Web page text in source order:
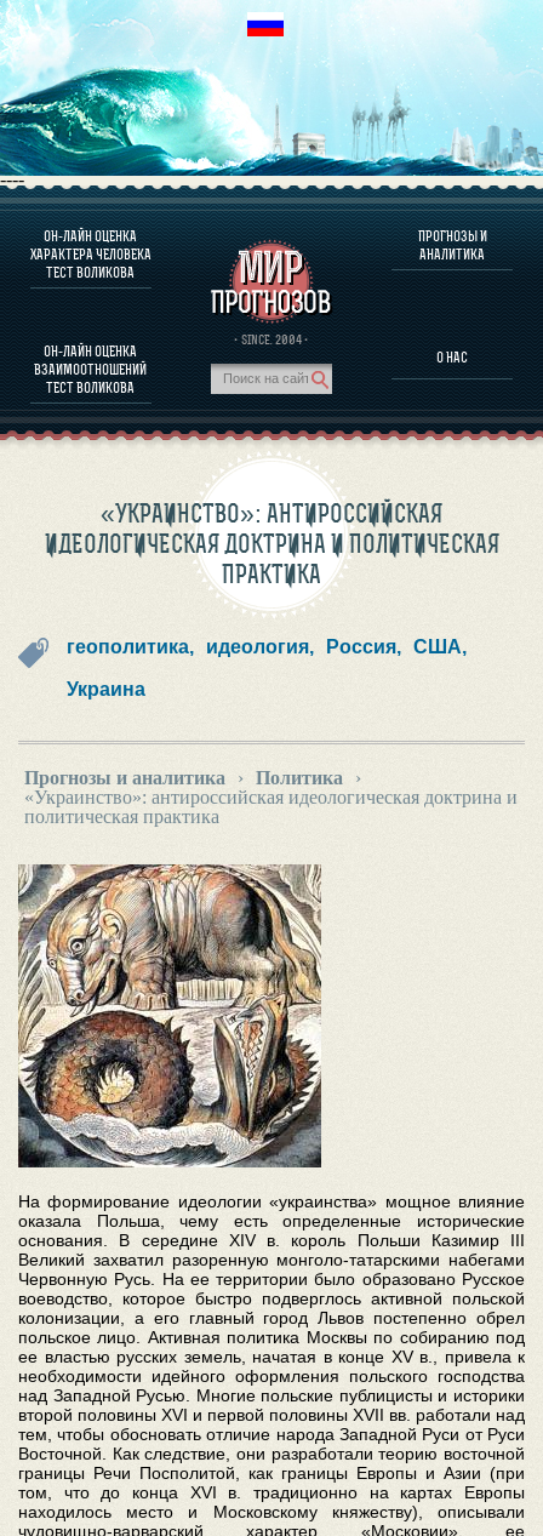
----
ОН-ЛАЙН ОЦЕНКА
ХАРАКТЕРА ЧЕЛОВЕКА
ТЕСТ ВОЛИКОВА
ОН-ЛАЙН ОЦЕНКА
ВЗАИМООТНОШЕНИЙ
ТЕСТ ВОЛИКОВА
· SINCE. 2004 ·
ПРОГНОЗЫ И
АНАЛИТИКА
О НАС
О ПРОГРАММЕ
ОЦЕНКА ХАРАКТЕРA ЧЕЛОВЕКА
ОЦЕНКА ХАРАКТЕРА ВЫДАЮЩИХСЯ ЛИЧНОСТЕЙ
О ПРОГРАММЕ
ПРОГНОЗЫ И АНАЛИТИКА
«УКРАИНСТВО»: АНТИРОССИЙСКАЯ
ИДЕОЛОГИЧЕСКАЯ ДОКТРИНА И ПОЛИТИЧЕСКАЯ
ПРАКТИКА
геополитика, идеология, Россия, США,
Украина
Прогнозы и аналитика › Политика
›
«Украинство»: антироссийская идеологическая доктрина и
политическая практика
На формирование идеологии «украинства» мощное влияние
оказала Польша, чему есть определенные исторические
основания. В середине XIV в. король Польши Казимир III
Великий захватил разоренную монголо-татарскими набегами
Червонную Русь. На ее территории было образовано Русское
воеводство, которое быстро подверглось активной польской
колонизации, а его главный город Львов постепенно обрел
польское лицо. Активная политика Москвы по собиранию под
ее властью русских земель, начатая в конце XV в., привела к
необходимости идейного оформления польского господства
над Западной Русью. Многие польские публицисты и историки
второй половины XVI и первой половины XVII вв. работали над
тем, чтобы обосновать отличие народа Западной Руси от Руси
Восточной. Как следствие, они разработали теорию восточной
границы Речи Посполитой, как границы Европы и Азии (при
том, что до конца XVI в. традиционно на картах Европы
находилось место и Московскому княжеству), описывали
чудовищно-варварский характер «Московии», ее